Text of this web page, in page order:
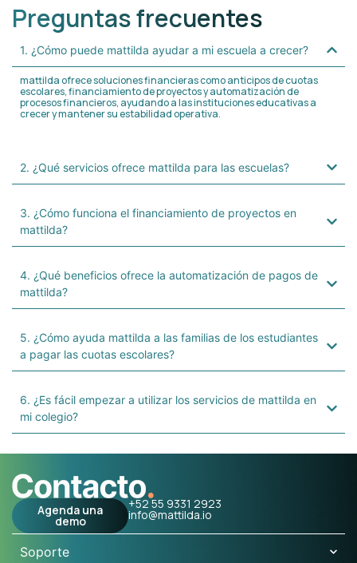
Preguntas frecuentes
1. ¿Cómo puede mattilda ayudar a mi escuela a crecer?
mattilda ofrece soluciones financieras como anticipos de cuotas
escolares, financiamiento de proyectos y automatización de
procesos financieros, ayudando a las instituciones educativas a
crecer y mantener su estabilidad operativa.
2. ¿Qué servicios ofrece mattilda para las escuelas?
3. ¿Cómo funciona el financiamiento de proyectos en
mattilda?
4. ¿Qué beneficios ofrece la automatización de pagos de
mattilda?
5. ¿Cómo ayuda mattilda a las familias de los estudiantes
a pagar las cuotas escolares?
6. ¿Es fácil empezar a utilizar los servicios de mattilda en
mi colegio?
Agenda una
demo
+52 55 9331 2923
info@mattilda.io
Soporte